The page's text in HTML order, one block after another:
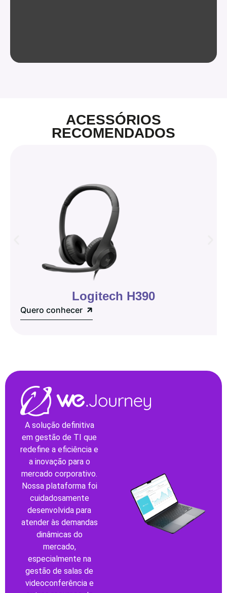
ACESSÓRIOS
RECOMENDADOS
Logitech H390
Quero conhecer
A solução definitiva
em gestão de TI que
redefine a eficiência e
a inovação para o
mercado corporativo.
Nossa plataforma foi
cuidadosamente
desenvolvida para
atender às demandas
dinâmicas do
mercado,
especialmente na
gestão de salas de
videoconferência e